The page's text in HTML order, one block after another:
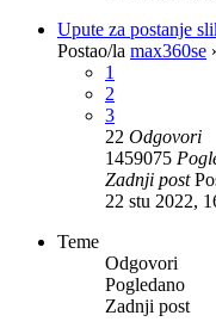
Upute za postanje
Postao/la max360se
1
2
3
22 Odgovori
1459075
Zadnji post
22 stu 2022,
Teme
Odgovori
Pogledano
Zadnji post